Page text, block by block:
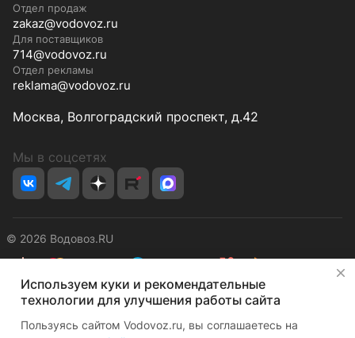
Отдел продаж
zakaz@vodovoz.ru
Для поставщиков
714@vodovoz.ru
Отдел рекламы
reklama@vodovoz.ru
Москва, Волгоградский проспект, д.42
Мы в соцсетях
© 2026 Водовоз.RU
КонфиденциальностьОферта
Используем куки и рекомендательные
технологии для улучшения работы сайта
Пользуясь сайтом Vodovoz.ru, вы соглашаетесь на